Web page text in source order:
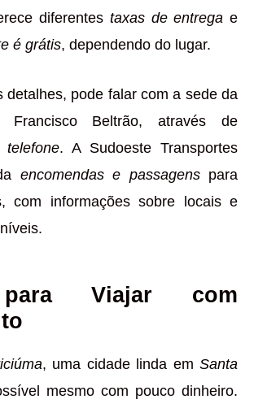
diferentes taxas de entrega e
é grátis, dependendo do lugar.
detalhes, pode falar com a sede da
Francisco Beltrão, através de
telefone. A Sudoeste Transportes
encomendas e passagenspara
com informações sobre locais e
Viajar com
, uma cidade linda emSanta
mesmo com pouco dinheiro.